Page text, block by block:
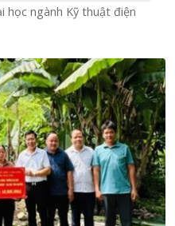
học ngành Kỹ thuật điện